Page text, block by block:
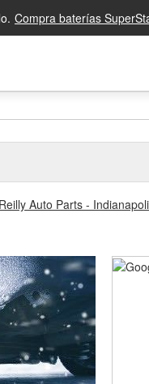
Compra baterías
Auto Parts -